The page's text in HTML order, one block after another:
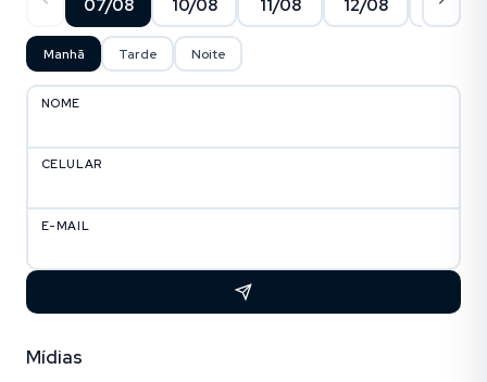
07/08 10/08 11/08 12/08 13/08
Manhã Tarde Noite
NOME
CELULAR
E-MAIL
Mídias